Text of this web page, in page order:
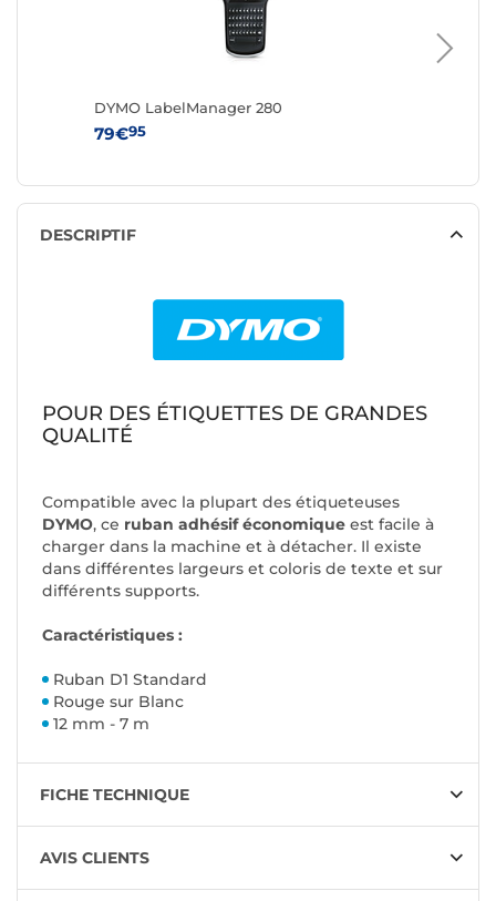
DYMO LabelManager 280
79€95
DESCRIPTIF
POUR DES ÉTIQUETTES DE GRANDES
QUALITÉ
Compatible avec la plupart des étiqueteuses
DYMO, ce ruban adhésif économique est facile à
charger dans la machine et à détacher. Il existe
dans différentes largeurs et coloris de texte et sur
différents supports.
Caractéristiques :
Ruban D1 Standard
Rouge sur Blanc
12 mm - 7 m
FICHE TECHNIQUE
AVIS CLIENTS